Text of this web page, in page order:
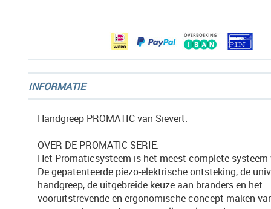
INFORMATIE
Handgreep PROMATIC van Sievert.
OVER DE PROMATIC-SERIE:
Het Promaticsysteem is het meest complete systeem
De gepatenteerde piëzo-elektrische ontsteking, de
handgreep, de uitgebreide keuze aan branders en het
vooruitstrevende en ergonomische concept maken